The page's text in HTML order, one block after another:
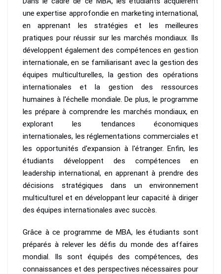
une expertise approfondie en marketing international,
en apprenant les stratégies et les meilleures
pratiques pour réussir sur les marchés mondiaux. Ils
développent également des compétences en gestion
internationale, en se familiarisant avec la gestion des
équipes multiculturelles, la gestion des opérations
internationales et la gestion des ressources
humaines à l'échelle mondiale. De plus, le programme
les prépare à comprendre les marchés mondiaux, en
explorant les tendances économiques
internationales, les réglementations commerciales et
les opportunités d'expansion à l'étranger. Enfin, les
étudiants développent des compétences en
leadership international, en apprenant à prendre des
décisions stratégiques dans un environnement
multiculturel et en développant leur capacité à diriger
des équipes internationales avec succès.
Grâce à ce programme de MBA, les étudiants sont
préparés à relever les défis du monde des affaires
mondial. Ils sont équipés des compétences, des
connaissances et des perspectives nécessaires pour